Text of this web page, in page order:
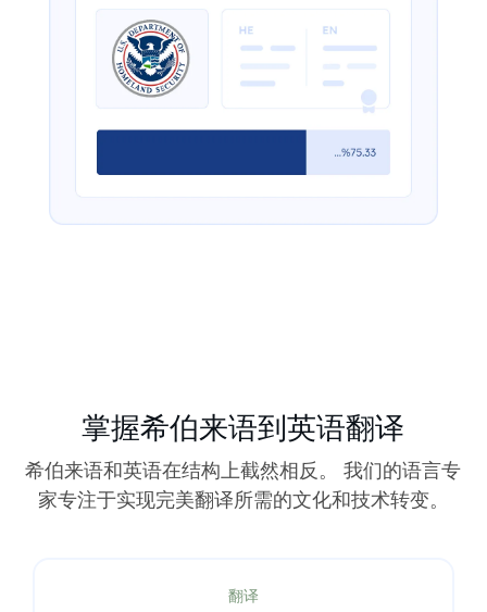
掌握希伯来语到英语翻译
希伯来语和英语在结构上截然相反。 我们的语言专
家专注于实现完美翻译所需的文化和技术转变。
翻译